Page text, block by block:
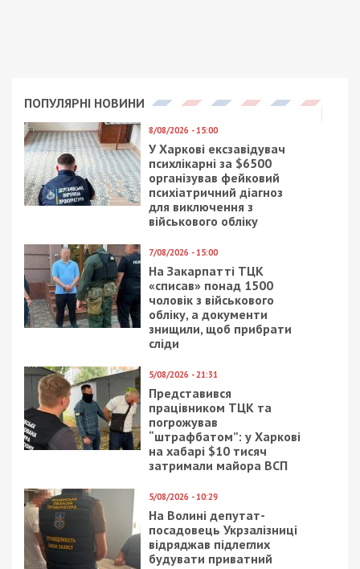
Коломойскому — все, а Украине —
объедки:как днепровский олигарх
поделит «Укрнафту»
Теплые отношения:
госкомпаниясобирается отдать
днепровскому олигарха газ на 20
Facebook
Telegram
Twitter
WhatsApp
ViberEmail
Гроші| Метки:Игорь
Коломойский,Приватбанк
США
Рекламні блоки дають нам змогу
залишатися незалежними ЗМІ, а вам -
отримувати найсвіжіші новини під ними.